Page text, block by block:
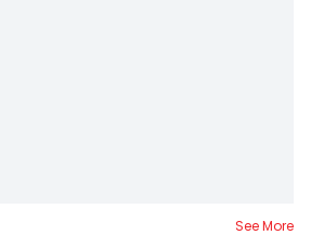
See More